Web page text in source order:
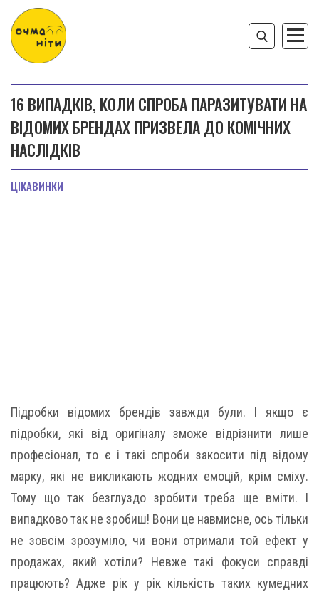
16 ВИПАДКІВ, КОЛИ СПРОБА ПАРАЗИТУВАТИ НА
ВІДОМИХ БРЕНДАХ ПРИЗВЕЛА ДО КОМІЧНИХ
НАСЛІДКІВ
ЦІКАВИНКИ
Підробки відомих брендів завжди були. І якщо є
підробки, які від оригіналу зможе відрізнити лише
професіонал, то є і такі спроби закосити під відому
марку, які не викликають жодних емоцій, крім сміху.
Тому що так безглуздо зробити треба ще вміти. І
випадково так не зробиш! Вони це навмисне, ось тільки
не зовсім зрозуміло, чи вони отримали той ефект у
продажах, який хотіли? Невже такі фокуси справді
працюють? Адже рік у рік кількість таких кумедних